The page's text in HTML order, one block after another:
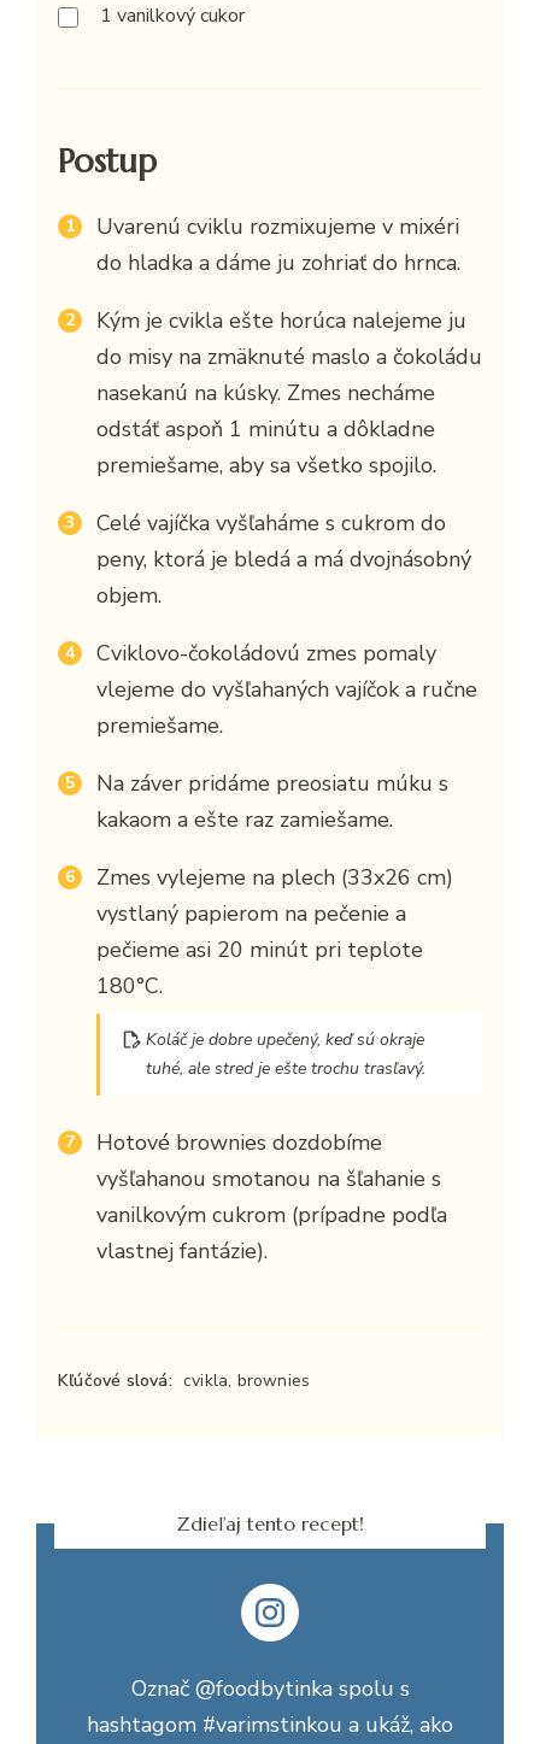
1 vanilkový cukor
Postup
Uvarenú cviklu rozmixujeme v mixéri
do hladka a dáme ju zohriať do hrnca.
Kým je cvikla ešte horúca nalejeme ju
do misy na zmäknuté maslo a čokoládu
nasekanú na kúsky. Zmes necháme
odstáť aspoň 1 minútu a dôkladne
premiešame, aby sa všetko spojilo.
Celé vajíčka vyšľaháme s cukrom do
peny, ktorá je bledá a má dvojnásobný
objem.
Cviklovo-čokoládovú zmes pomaly
vlejeme do vyšľahaných vajíčok a ručne
premiešame.
Na záver pridáme preosiatu múku s
kakaom a ešte raz zamiešame.
Zmes vylejeme na plech (33x26 cm)
vystlaný papierom na pečenie a
pečieme asi 20 minút pri teplote
180°C.
Koláč je dobre upečený, keď sú okraje
tuhé, ale stred je ešte trochu trasľavý.
Hotové brownies dozdobíme
vyšľahanou smotanou na šľahanie s
vanilkovým cukrom (prípadne podľa
vlastnej fantázie).
Kľúčové slová: cvikla, brownies
Zdieľaj tento recept!
Označ @foodbytinka spolu s
hashtagom #varimstinkou a ukáž, ako